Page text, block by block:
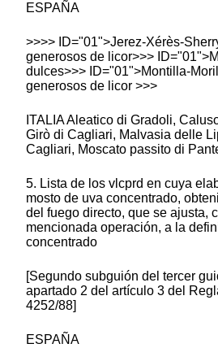
ESPAÑA
>>>> ID="01">Jerez-Xérès-
generosos de licor>>>
dulces>>> ID="01">Montilla-
generosos de licor >>>
ITALIA Aleatico di Gradoli,
Girò di Cagliari, Malvasia delle
Cagliari, Moscato passito di
5. Lista de los vlcprd en cuya
mosto de uva concentrado,
del fuego directo, que se ajusta,
mencionada operación, a la
concentrado
[Segundo subguión del tercer
apartado 2 del artículo 3 del
4252/88]
ESPAÑA